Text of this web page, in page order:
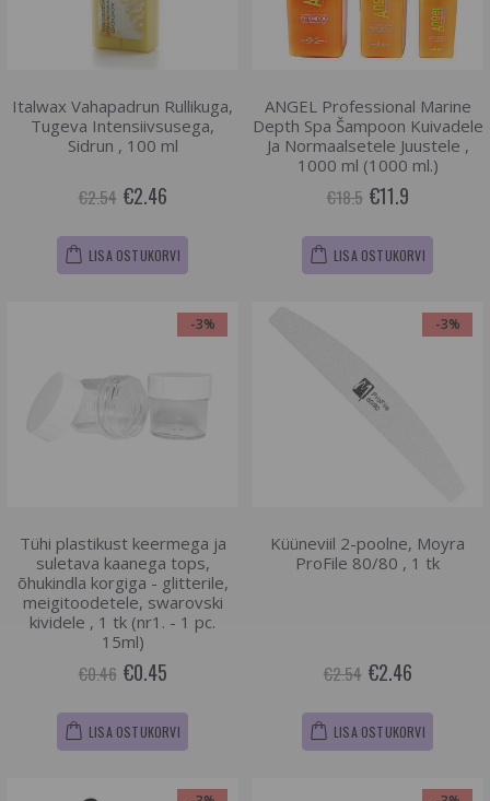
Italwax Vahapadrun Rullikuga,
Tugeva Intensiivsusega,
Sidrun , 100 ml
€2.54 €2.46
LISA OSTUKORVI
ANGEL Professional Marine
Depth Spa Šampoon Kuivadele
Ja Normaalsetele Juustele ,
1000 ml (1000 ml.)
€18.5 €11.9
LISA OSTUKORVI
-3%
Tühi plastikust keermega ja
suletava kaanega tops,
õhukindla korgiga - glitterile,
meigitoodetele, swarovski
kividele , 1 tk (nr1. - 1 pc.
15ml)
€0.46 €0.45
LISA OSTUKORVI
-3%
Küüneviil 2-poolne, Moyra
ProFile 80/80 , 1 tk
€2.54 €2.46
LISA OSTUKORVI